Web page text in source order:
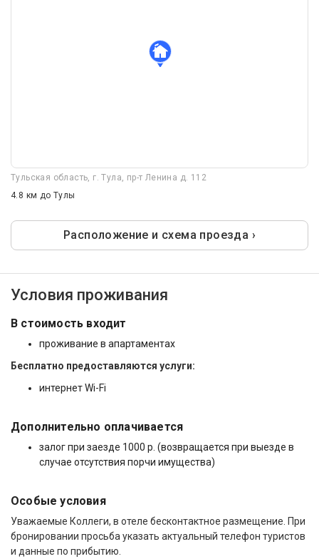
Тульская область, г. Тула, пр-т Ленина д. 112
4.8 км до Тулы
Расположение и схема проезда ›
Условия проживания
В стоимость входит
проживание в апартаментах
Бесплатно предоставляются услуги:
интернет Wi-Fi
Дополнительно оплачивается
залог при заезде 1000 р. (возвращается при выезде в
случае отсутствия порчи имущества)
Особые условия
Уважаемые Коллеги, в отеле бесконтактное размещение. При
бронировании просьба указать актуальный телефон туристов
и данные по прибытию.